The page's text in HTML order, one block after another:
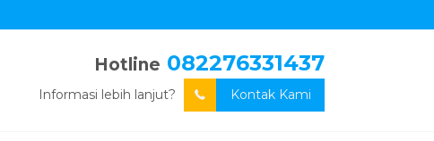
Hotline 082276331437
Informasi lebih lanjut? Kontak Kami